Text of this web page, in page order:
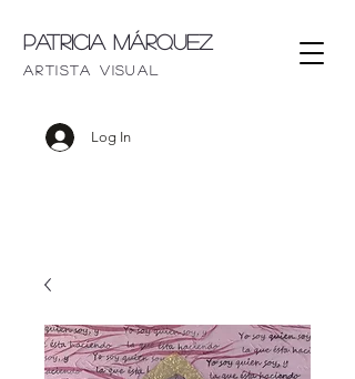
Patricia Márquez
artista visu al
Log In